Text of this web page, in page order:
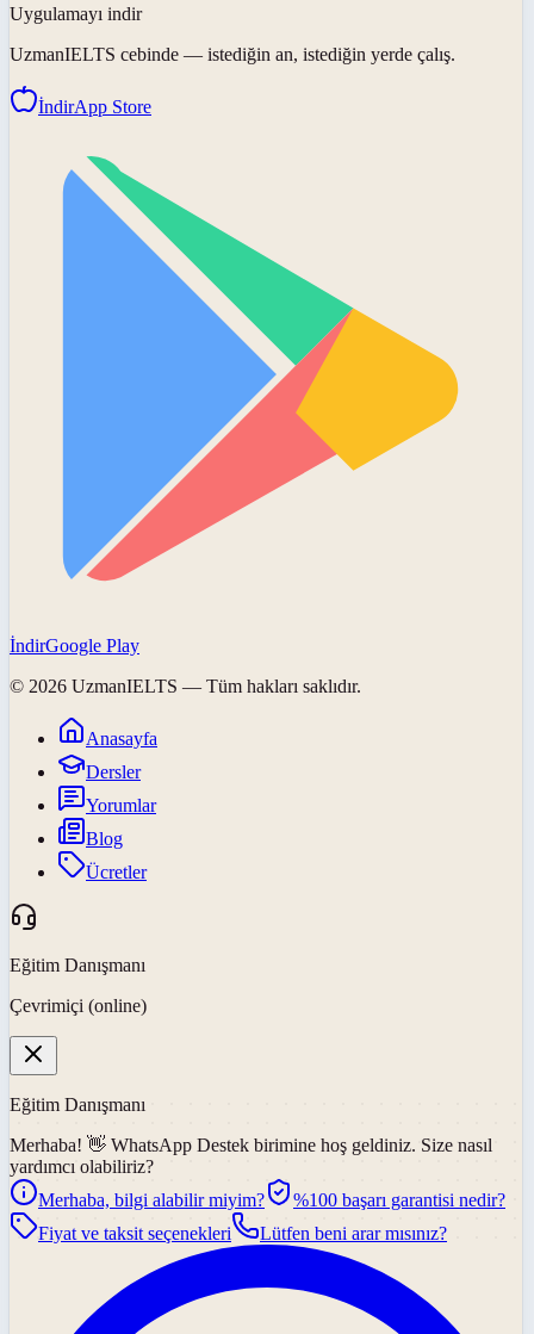
Uygulamayı indir
UzmanIELTS cebinde — istediğin an, istediğin yerde çalış.
İndirApp Store
İndirGoogle Play
© 2026 UzmanIELTS — Tüm hakları saklıdır.
Anasayfa
Dersler
Yorumlar
Blog
Ücretler
Eğitim Danışmanı
Çevrimiçi (online)
Eğitim Danışmanı
Merhaba! 👋 WhatsApp Destek birimine hoş geldiniz. Size nasıl
yardımcı olabiliriz?
Merhaba, bilgi alabilir miyim?
%100 başarı garantisi nedir?
Fiyat ve taksit seçenekleri
Lütfen beni arar mısınız?